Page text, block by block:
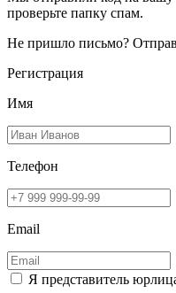
проверьте папку спам.
Не пришло письмо?
Регистрация
Имя
Телефон
Email
Я представитель